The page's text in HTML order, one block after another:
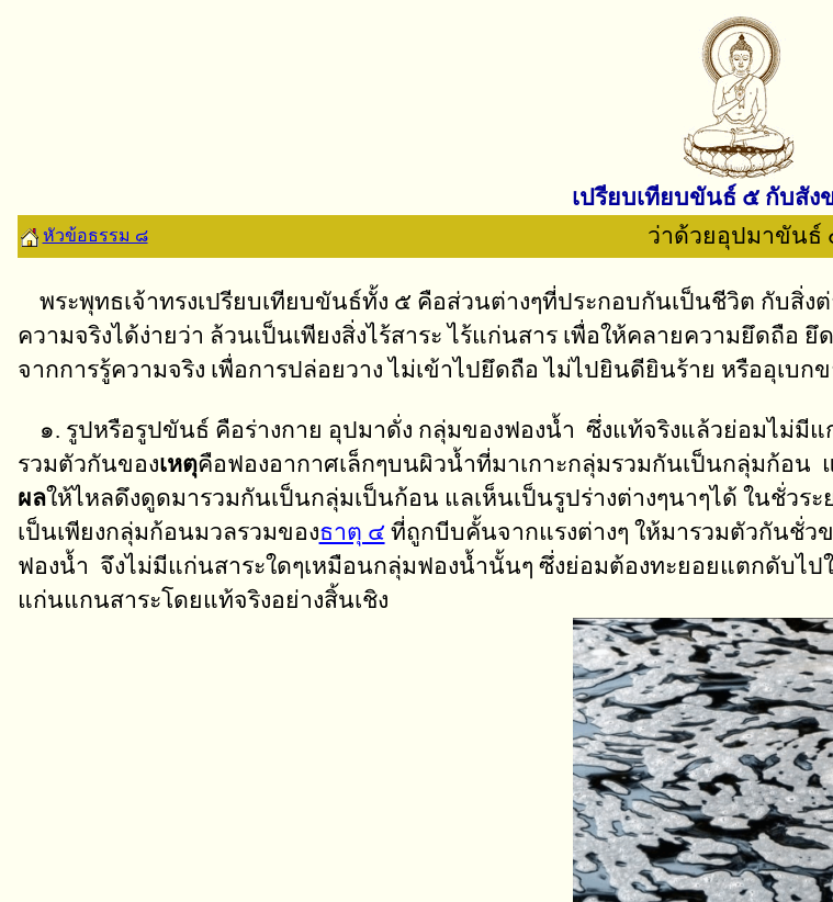
เปรียบเทียบขันธ์ ๕ กับสัง
หัวข้อธรรม ๘ ว่าด้วยอุปมาขันธ์
พระพุทธเจ้าทรงเปรียบเทียบขันธ์ทั้ง ๕ คือส่วนต่างๆที่ประกอบกันเป็นชีวิต กับสิ่งต่
ความจริงได้ง่ายว่า ล้วนเป็นเพียงสิ่งไร้สาระ ไร้แก่นสาร เพื่อให้คลายความยึดถือ
จากการรู้ความจริง เพื่อการปล่อยวาง ไม่เข้าไปยึดถือ ไม่ไปยินดียินร้าย หรืออุเบก
๑. รูปหรือรูปขันธ์ คือร่างกาย อุปมาดั่ง กลุ่มของฟองน้ำ ซึ่งแท้จริงแล้วย่อมไม่มีแ
รวมตัวกันของเหตุคือฟองอากาศเล็กๆบนผิวน้ำที่มาเกาะกลุ่มรวมกันเป็นกลุ่มก้อน
ผลให้ไหลดึงดูดมารวมกันเป็นกลุ่มเป็นก้อน แลเห็นเป็นรูปร่างต่างๆนาๆได้ ในชั่ว
เป็นเพียงกลุ่มก้อนมวลรวมของธาตุ ๔ ที่ถูกบีบคั้นจากแรงต่างๆ ให้มารวมตัวกันชั่ว
ฟองน้ำ จึงไม่มีแก่นสาระใดๆเหมือนกลุ่มฟองน้ำนั้นๆ ซึ่งย่อมต้องทะยอยแตกดับไ
แก่นแกนสาระโดยแท้จริงอย่างสิ้นเชิง